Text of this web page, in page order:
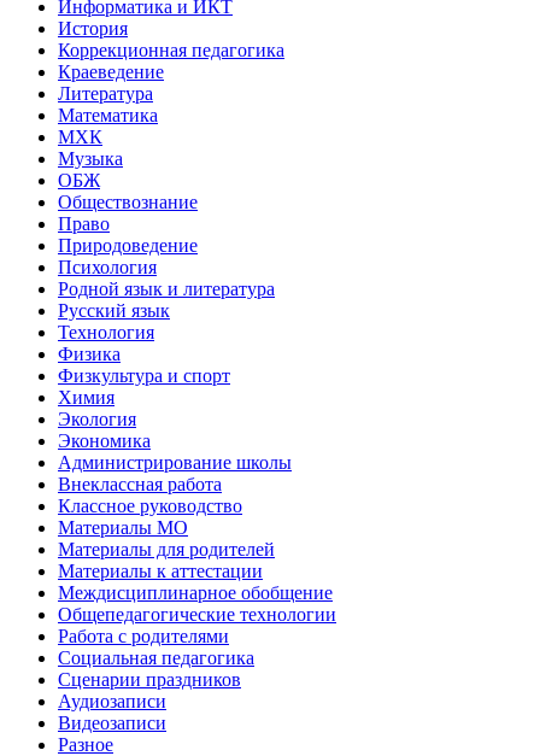
Информатика и ИКТ
История
Коррекционная педагогика
Краеведение
Литература
Математика
МХК
Музыка
ОБЖ
Обществознание
Право
Природоведение
Психология
Родной язык и литература
Русский язык
Технология
Физика
Физкультура и спорт
Химия
Экология
Экономика
Администрирование школы
Внеклассная работа
Классное руководство
Материалы МО
Материалы для родителей
Материалы к аттестации
Междисциплинарное обобщение
Общепедагогические технологии
Работа с родителями
Социальная педагогика
Сценарии праздников
Аудиозаписи
Видеозаписи
Разное